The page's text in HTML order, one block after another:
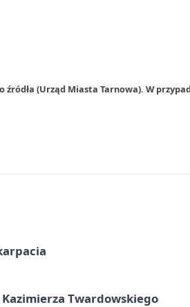
(Urząd Miasta Tarnowa). W
Twardowskiego